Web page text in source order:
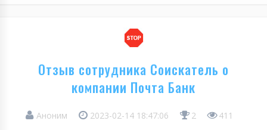
Отзыв сотрудника Соискатель о
компании Почта Банк
Аноним 2023-02-14 18:47:06 2 411